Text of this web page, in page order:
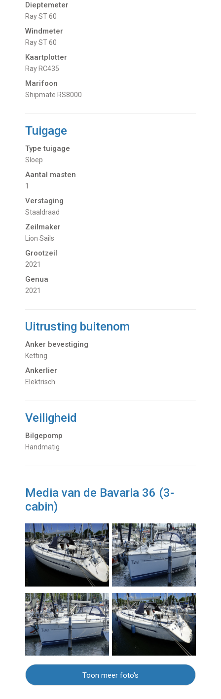
Dieptemeter
Ray ST 60
Windmeter
Ray ST 60
Kaartplotter
Ray RC435
Marifoon
Shipmate RS8000
Tuigage
Type tuigage
Sloep
Aantal masten
1
Verstaging
Staaldraad
Zeilmaker
Lion Sails
Grootzeil
2021
Genua
2021
Uitrusting buitenom
Anker bevestiging
Ketting
Ankerlier
Elektrisch
Veiligheid
Bilgepomp
Handmatig
Media van de Bavaria 36 (3-
cabin)
Toon meer foto's